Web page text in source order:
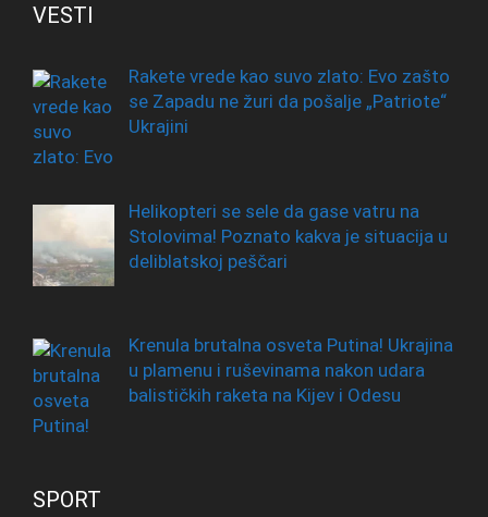
VESTI
Rakete vrede kao suvo zlato: Evo zašto
se Zapadu ne žuri da pošalje „Patriote“
Ukrajini
Helikopteri se sele da gase vatru na
Stolovima! Poznato kakva je situacija u
deliblatskoj peščari
Krenula brutalna osveta Putina! Ukrajina
u plamenu i ruševinama nakon udara
balističkih raketa na Kijev i Odesu
SPORT